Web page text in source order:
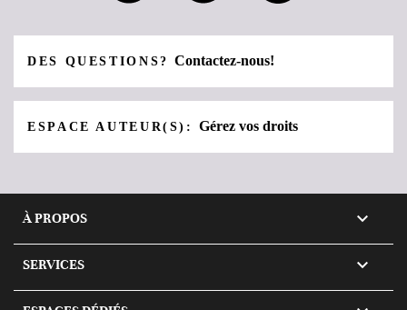
DES QUESTIONS?Contactez-nous!
ESPACE AUTEUR(S):Gérez vos droits
À PROPOS 
SERVICES 